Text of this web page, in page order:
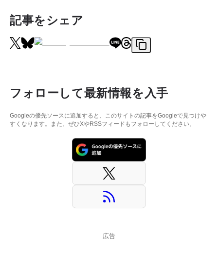
記事をシェア
フォローして最新情報を入手
Googleの優先ソースに追加すると、このサイトの記事をGoogleで見つけや
すくなります。また、ぜひXやRSSフィードもフォローしてください。
広告